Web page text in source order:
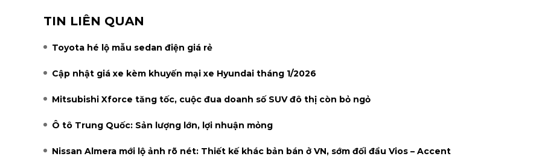
TIN LIÊN QUAN
Toyota hé lộ mẫu sedan điện giá rẻ
Cập nhật giá xe kèm khuyến mại xe Hyundai tháng 1/2026
Mitsubishi Xforce tăng tốc, cuộc đua doanh số SUV đô thị còn bỏ ngỏ
Ô tô Trung Quốc: Sản lượng lớn, lợi nhuận mỏng
Nissan Almera mới lộ ảnh rõ nét: Thiết kế khác bản bán ở VN, sớm đối đầu Vios – Accent